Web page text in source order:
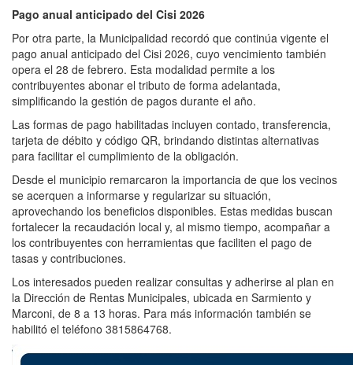
Pago anual anticipado del Cisi 2026
Por otra parte, la Municipalidad recordó que continúa vigente el
pago anual anticipado del Cisi 2026, cuyo vencimiento también
opera el 28 de febrero. Esta modalidad permite a los
contribuyentes abonar el tributo de forma adelantada,
simplificando la gestión de pagos durante el año.
Las formas de pago habilitadas incluyen contado, transferencia,
tarjeta de débito y código QR, brindando distintas alternativas
para facilitar el cumplimiento de la obligación.
Desde el municipio remarcaron la importancia de que los vecinos
se acerquen a informarse y regularizar su situación,
aprovechando los beneficios disponibles. Estas medidas buscan
fortalecer la recaudación local y, al mismo tiempo, acompañar a
los contribuyentes con herramientas que faciliten el pago de
tasas y contribuciones.
Los interesados pueden realizar consultas y adherirse al plan en
la Dirección de Rentas Municipales, ubicada en Sarmiento y
Marconi, de 8 a 13 horas. Para más información también se
habilitó el teléfono 3815864768.